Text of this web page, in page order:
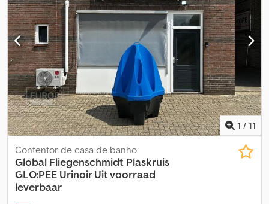
1 / 11
Contentor de casa de banho
Global Fliegenschmidt Plaskruis
GLO:PEE Urinoir Uit voorraad
leverbaar